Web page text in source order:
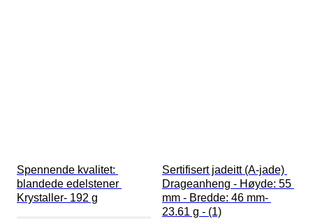
Spennende kvalitet:
blandede edelstener
Krystaller- 192 g
Sertifisert jadeitt (A-jade)
Drageanheng - Høyde: 55
mm - Bredde: 46 mm-
23.61 g - (1)